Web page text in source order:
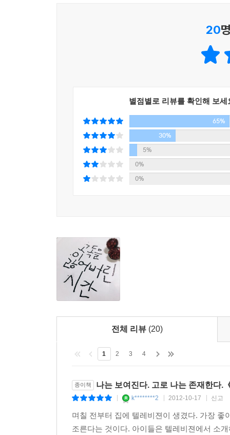
트위터와 페이스북으로 나를 실시간으로 중계하는
비밀이 사라진 세상에서 우리는 어떻게 살아갈 것
혹은 개인의 비밀들이 사적인 영역에서 벗어나
페이스북을 하면서 우리는 자신이 어디에서 무
시공을 지워버린다. 프라이버시란 한 개인이나
프라이버시가 비밀을 유지할 수 있는 권리와 또
수 없다면 프라이버시도 존재할 수 없다. 그리하
주권이 유지되는 지대이자 바로 그처럼 주권을
바우만은 [프라이버시라는 기묘한 사건]이라는
위기야말로 삶의 위기라는 인식이 있기 때문이다
넘나들며, 바우만 특유의 ‘유동하는 근대’라는 사
그렇다면 우리는 이런 잔혹하고 불안한 이 ‘유동
근대를 살아가는 우리들의 태도에 대한 문제다.
해결하기 어려운 문제들이라는 것, 그리고 그
유동하는 근대라는 운명의 수레바퀴에서 벗어날
한다는 그런 단순한 의미가 아니라, 이 유동하는
한다고 말이다. 마지막으로 이런 성격을 형성
타인들의 비참한 고통에 맞서 반항하는 프로메테
20
별점별로 리뷰를 확인해 보세
65%
30%
5%
0%
0%
전체 리뷰 (20)
1 2 3 4
종이책 나는 보여진다. 고로 나는 존재한다.
k********2 2012-10-17 신고
며칠 전부터 집에 텔레비젼이 생겼다. 가장
조른다는 것이다. 아이들은 텔레비젼에서 소